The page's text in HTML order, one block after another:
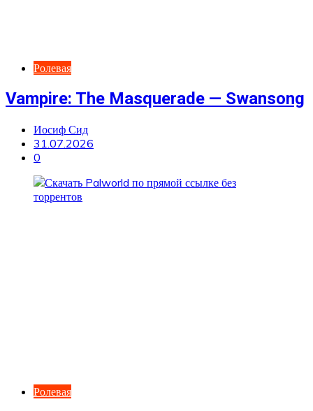
Ролевая
Vampire: The Masquerade — Swansong
Иосиф Сид
31.07.2026
0
Ролевая